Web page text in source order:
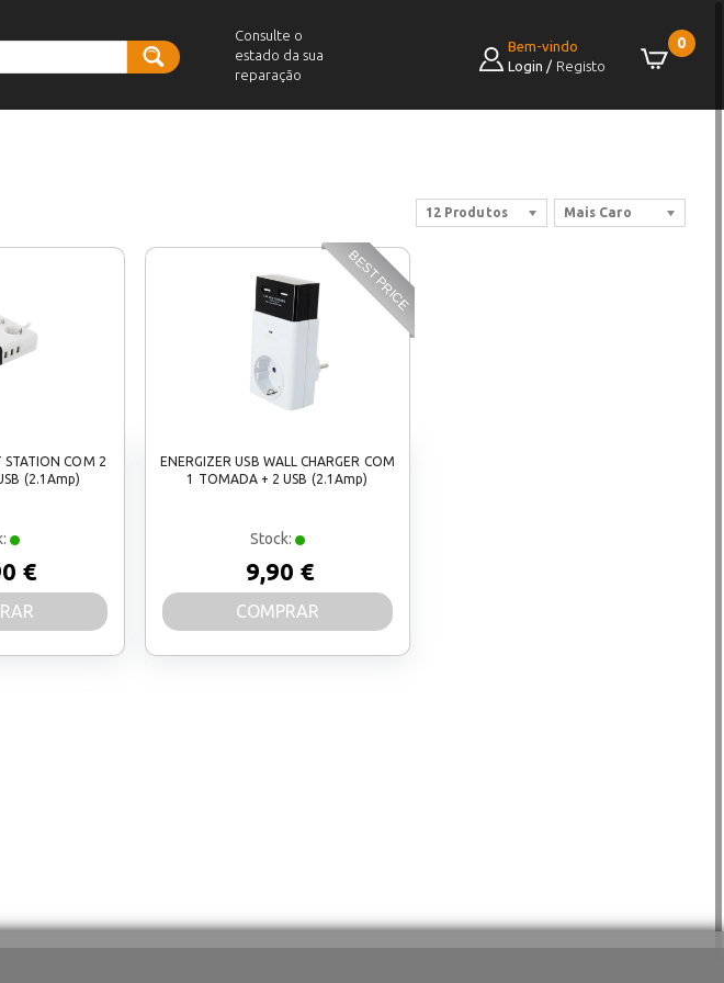
Consulte o
estado da sua
reparação
0
Bem-vindo
Login / Registo
Mais Caro
12 Produtos
STATION COM 2
(2.1Amp)
€
BEST PRICE
ENERGIZER USB WALL CHARGER COM
1 TOMADA + 2 USB (2.1Amp)
Stock:
9,90 €
COMPRAR